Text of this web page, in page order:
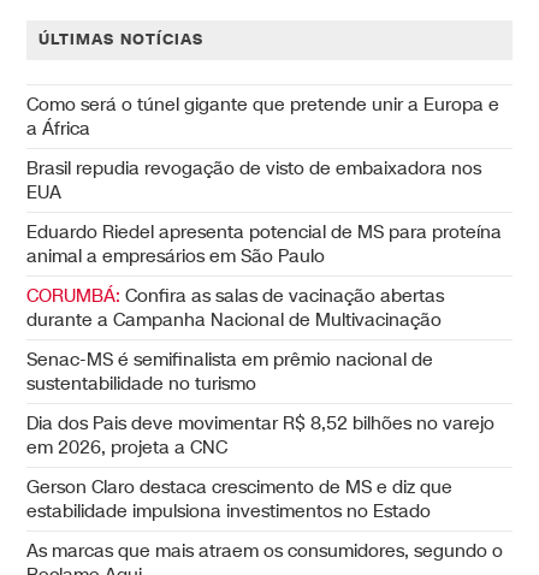
ÚLTIMAS NOTÍCIAS
Como será o túnel gigante que pretende unir a Europa e
a África
Brasil repudia revogação de visto de embaixadora nos
EUA
Eduardo Riedel apresenta potencial de MS para proteína
animal a empresários em São Paulo
CORUMBÁ: Confira as salas de vacinação abertas
durante a Campanha Nacional de Multivacinação
Senac-MS é semifinalista em prêmio nacional de
sustentabilidade no turismo
Dia dos Pais deve movimentar R$ 8,52 bilhões no varejo
em 2026, projeta a CNC
Gerson Claro destaca crescimento de MS e diz que
estabilidade impulsiona investimentos no Estado
As marcas que mais atraem os consumidores, segundo o